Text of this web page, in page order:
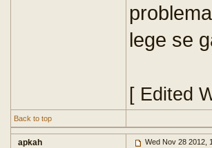
lege se
[ Edited
Back to top
apkah Wed Nov 28 2012,